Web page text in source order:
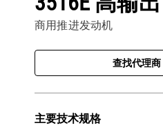
商用推进发动机
查找代理商
主要技术规格